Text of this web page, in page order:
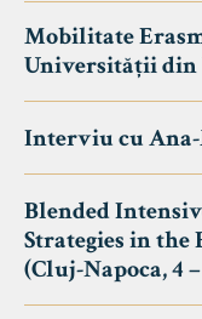
Mobilitate
Universității din
Interviu cu Ana-
Blended
Strategies in
(Cluj-Napoca, 4